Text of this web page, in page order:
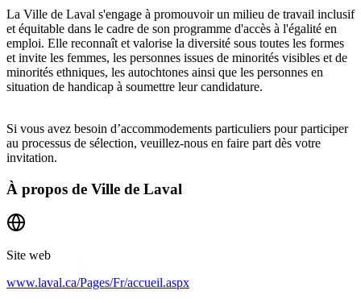
La Ville de Laval s'engage à promouvoir un milieu de travail inclusif
et équitable dans le cadre de son programme d'accès à l'égalité en
emploi. Elle reconnaît et valorise la diversité sous toutes les formes
et invite les femmes, les personnes issues de minorités visibles et de
minorités ethniques, les autochtones ainsi que les personnes en
situation de handicap à soumettre leur candidature.
Si vous avez besoin d’accommodements particuliers pour participer
au processus de sélection, veuillez-nous en faire part dès votre
invitation.
À propos de Ville de Laval
Site web
www.laval.ca/Pages/Fr/accueil.aspx